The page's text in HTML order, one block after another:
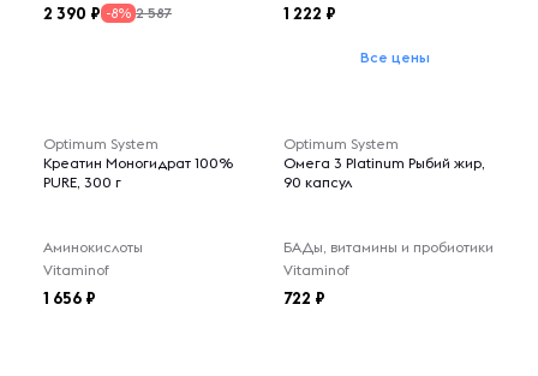
2 390 -8% 2 587 1 222
Все цены
Optimum System
Креатин Моногидрат 100%
PURE, 300 г
Аминокислоты
Vitaminof
1 656
Optimum System
Омега 3 Platinum Рыбий жир,
90 капсул
БАДы, витамины и пробиотики
Vitaminof
722